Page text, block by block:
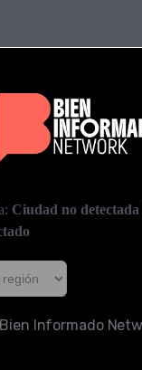
Ciudad no detectada
Bien Informado